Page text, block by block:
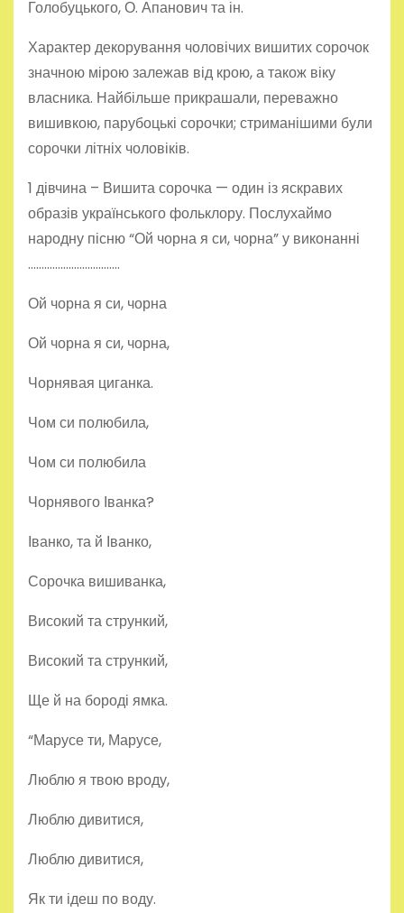
Голобуцького, О. Апанович та ін.
Характер декорування чоловічих вишитих сорочок
значною мірою залежав від крою, а також віку
власника. Найбільше прикрашали, переважно
вишивкою, парубоцькі сорочки; стриманішими були
сорочки літніх чоловіків.
1 дівчина – Вишита сорочка — один із яскравих
образів українського фольклору. Послухаймо
народну пісню “Ой чорна я си, чорна” у виконанні
…………………………….
Ой чорна я си, чорна
Ой чорна я си, чорна,
Чорнявая циганка.
Чом си полюбила,
Чом си полюбила
Чорнявого Іванка?
Іванко, та й Іванко,
Сорочка вишиванка,
Високий та стрункий,
Високий та стрункий,
Ще й на бороді ямка.
“Марусе ти, Марусе,
Люблю я твою вроду,
Люблю дивитися,
Люблю дивитися,
Як ти ідеш по воду.